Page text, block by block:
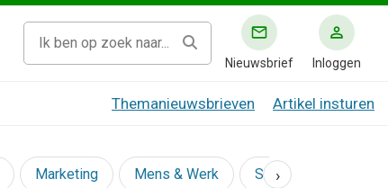
Nieuwsbrief Inloggen
Themanieuwsbrieven Artikel insturen
Marketing Mens & Werk Social
›